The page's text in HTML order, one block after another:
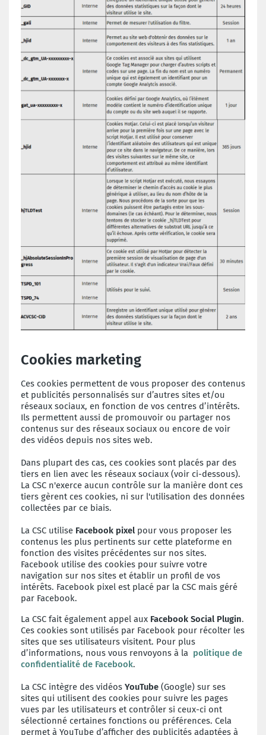
Cookies marketing
Ces cookies permettent de vous proposer des contenus
et publicités personnalisés sur d’autres sites et/ou
réseaux sociaux, en fonction de vos centres d’intérêts.
Ils permettent aussi de promouvoir ou partager nos
contenus sur des réseaux sociaux ou encore de voir
des vidéos depuis nos sites web.
Dans plupart des cas, ces cookies sont placés par des
tiers en lien avec les réseaux sociaux (voir ci-dessous).
La CSC n'exerce aucun contrôle sur la manière dont ces
tiers gèrent ces cookies, ni sur l'utilisation des données
collectées par ce biais.
La CSC utilise Facebook pixel pour vous proposer les
contenus les plus pertinents sur cette plateforme en
fonction des visites précédentes sur nos sites.
Facebook utilise des cookies pour suivre votre
navigation sur nos sites et établir un profil de vos
intérêts. Facebook pixel est placé par la CSC mais géré
par Facebook.
La CSC fait également appel aux Facebook Social Plugin.
Ces cookies sont utilisés par Facebook pour récolter les
sites que ses utilisateurs visitent. Pour plus
d’informations, nous vous renvoyons à la politique de
confidentialité de Facebook.
La CSC intègre des vidéos YouTube (Google) sur ses
sites qui utilisent des cookies pour suivre les pages
vues par les utilisateurs et contrôler si ceux-ci ont
sélectionné certaines fonctions ou préférences. Cela
permet à YouTube d’afficher des publicités adaptées à